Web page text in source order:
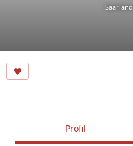
Saarland
Profil